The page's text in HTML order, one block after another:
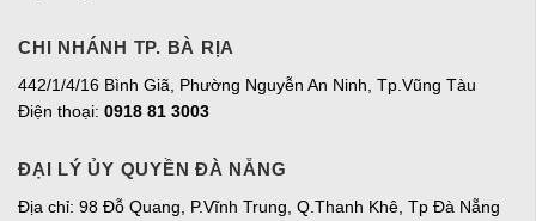
CHI NHÁNH TP. BÀ RỊA
442/1/4/16 Bình Giã, Phường Nguyễn An Ninh, Tp.Vũng Tàu
Điện thoại: 0918 81 3003
ĐẠI LÝ ỦY QUYỀN ĐÀ NẴNG
Địa chỉ: 98 Đỗ Quang, P.Vĩnh Trung, Q.Thanh Khê, Tp Đà Nẵng